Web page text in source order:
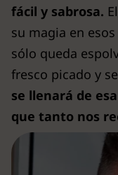
fácil y sabrosa.
su magia en
sólo queda
fresco picado y
se llenará de
que tanto nos